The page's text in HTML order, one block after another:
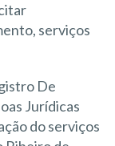
serviços
De
Jurídicas
do serviços